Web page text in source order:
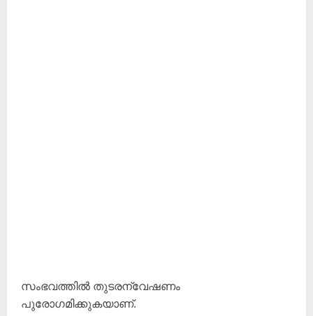
സംഭവത്തിൽ തുടരന്വേഷണം
പുരോഗമിക്കുകയാണ്.